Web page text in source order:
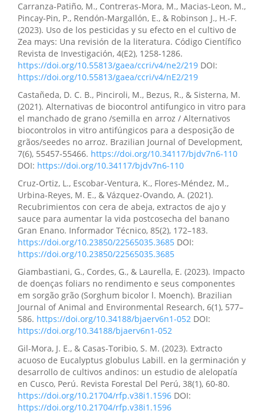
Carranza-Patiño, M., Contreras-Mora, M., Macias-Leon, M.,
Pincay-Pin, P., Rendón-Margallón, E., & Robinson J., H.-F.
(2023). Uso de los pesticidas y su efecto en el cultivo de
Zea mays: Una revisión de la literatura. Código Científico
Revista de Investigación, 4(E2), 1258-1286.
https://doi.org/10.55813/gaea/ccri/v4/ne2/219 DOI:
https://doi.org/10.55813/gaea/ccri/v4/nE2/219
Castañeda, D. C. B., Pinciroli, M., Bezus, R., & Sisterna, M.
(2021). Alternativas de biocontrol antifungico in vitro para
el manchado de grano /semilla en arroz / Alternativos
biocontrolos in vitro antifúngicos para a desposição de
grãos/seedes no arroz. Brazilian Journal of Development,
7(6), 55457-55466. https://doi.org/10.34117/bjdv7n6-110
DOI: https://doi.org/10.34117/bjdv7n6-110
Cruz-Ortiz, L., Escobar-Ventura, K., Flores-Méndez, M.,
Urbina-Reyes, M. E., & Vázquez-Ovando, A. (2021).
Recubrimientos con cera de abeja, extractos de ajo y
sauce para aumentar la vida postcosecha del banano
Gran Enano. Informador Técnico, 85(2), 172–183.
https://doi.org/10.23850/22565035.3685 DOI:
https://doi.org/10.23850/22565035.3685
Giambastiani, G., Cordes, G., & Laurella, E. (2023). Impacto
de doenças foliars no rendimento e seus componentes
em sorgão grão (Sorghum bicolor l. Moench). Brazilian
Journal of Animal and Environmental Research, 6(1), 577–
586. https://doi.org/10.34188/bjaerv6n1-052 DOI:
https://doi.org/10.34188/bjaerv6n1-052
Gil-Mora, J. E., & Casas-Toribio, S. M. (2023). Extracto
acuoso de Eucalyptus globulus Labill. en la germinación y
desarrollo de cultivos andinos: un estudio de alelopatía
en Cusco, Perú. Revista Forestal Del Perú, 38(1), 60-80.
https://doi.org/10.21704/rfp.v38i1.1596 DOI:
https://doi.org/10.21704/rfp.v38i1.1596